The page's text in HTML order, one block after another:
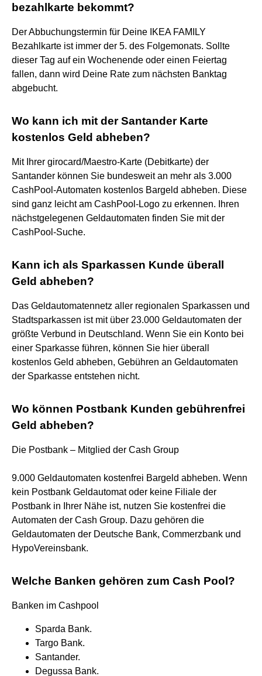
bezahlkarte bekommt?
Der Abbuchungstermin für Deine IKEA FAMILY
Bezahlkarte ist immer der 5. des Folgemonats. Sollte
dieser Tag auf ein Wochenende oder einen Feiertag
fallen, dann wird Deine Rate zum nächsten Banktag
abgebucht.
Wo kann ich mit der Santander Karte
kostenlos Geld abheben?
Mit Ihrer girocard/Maestro-Karte (Debitkarte) der
Santander können Sie bundesweit an mehr als 3.000
CashPool-Automaten kostenlos Bargeld abheben. Diese
sind ganz leicht am CashPool-Logo zu erkennen. Ihren
nächstgelegenen Geldautomaten finden Sie mit der
CashPool-Suche.
Kann ich als Sparkassen Kunde überall
Geld abheben?
Das Geldautomatennetz aller regionalen Sparkassen und
Stadtsparkassen ist mit über 23.000 Geldautomaten der
größte Verbund in Deutschland. Wenn Sie ein Konto bei
einer Sparkasse führen, können Sie hier überall
kostenlos Geld abheben, Gebühren an Geldautomaten
der Sparkasse entstehen nicht.
Wo können Postbank Kunden gebührenfrei
Geld abheben?
Die Postbank – Mitglied der Cash Group
9.000 Geldautomaten kostenfrei Bargeld abheben. Wenn
kein Postbank Geldautomat oder keine Filiale der
Postbank in Ihrer Nähe ist, nutzen Sie kostenfrei die
Automaten der Cash Group. Dazu gehören die
Geldautomaten der Deutsche Bank, Commerzbank und
HypoVereinsbank.
Welche Banken gehören zum Cash Pool?
Banken im Cashpool
Sparda Bank.
Targo Bank.
Santander.
Degussa Bank.